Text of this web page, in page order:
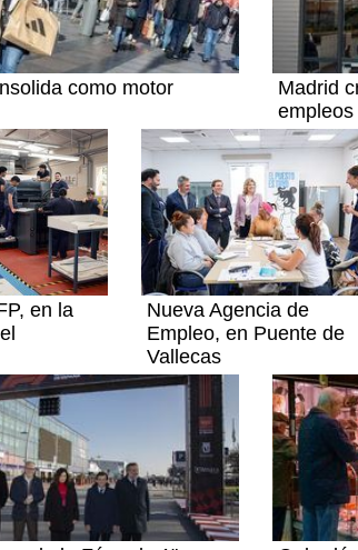
como motor
Madrid
en la
Nueva Agencia de
Empleo, en Puente de
Vallecas